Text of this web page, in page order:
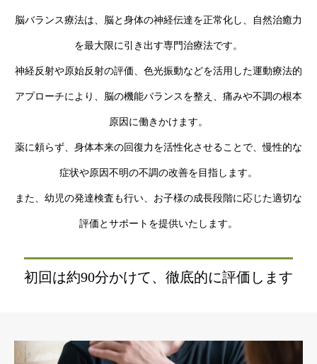
脳バランス療法 オプショ
理由 前編
「混合タイプ」？脳と
の連携から紐解く新事
脳バランス療法は、脳と身体の神経伝達を正常化し、自然治癒力
を最大限に引き出す専門治療法です。
神経反射や原始反射の評価、色光振動などを活用した運動療法的
アプローチにより、脳の機能バランスを整え、痛みや不調の根本
原因に働きかけます。
薬に頼らず、身体本来の回復力を活性化させることで、慢性的な
症状や原因不明の不調の改善を目指します。
また、幼児の発達検査も行い、お子様の成長段階に応じた適切な
評価とサポートを提供いたします。
初回は約90分かけて、徹底的に評価します